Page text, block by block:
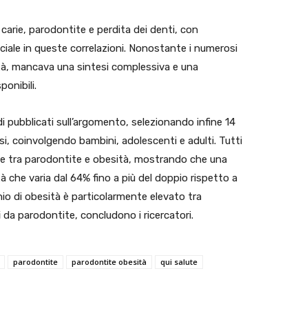
parodontite e perdita dei denti, con
in queste correlazioni. Nonostante i numerosi
mancava una sintesi complessiva e una
sull’argomento, selezionando infine 14
coinvolgendo bambini, adolescenti e adulti. Tutti
tra parodontite e obesità, mostrando che una
varia dal 64% fino a più del doppio rispetto a
di obesità è particolarmente elevato tra
parodontite, concludono i ricercatori.
parodontite parodontite obesità
qui salute